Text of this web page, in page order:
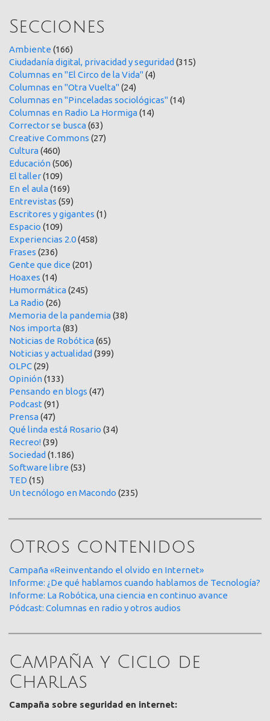
Secciones
Ambiente (166)
Ciudadanía digital, privacidad y seguridad (315)
Columnas en "El Circo de la Vida"(4)
Columnas en "Otra Vuelta"(24)
Columnas en "Pinceladas sociológicas"(14)
Columnas en Radio La Hormiga(14)
Corrector se busca(63)
Creative Commons (27)
Cultura(460)
Educación(506)
El taller(109)
En el aula(169)
Entrevistas (59)
Escritores y gigantes (1)
Espacio (109)
Experiencias 2.0(458)
Frases (236)
Gente que dice (201)
Hoaxes (14)
Humormática(245)
La Radio (26)
Memoria de la pandemia(38)
Nos importa(83)
Noticias de Robótica(65)
Noticias y actualidad (399)
OLPC(29)
Opinión(133)
Pensando en blogs (47)
Podcast (91)
Prensa(47)
Qué linda está Rosario (34)
Recreo!(39)
Sociedad (1.186)
Software libre (53)
TED (15)
Un tecnólogo en Macondo (235)
Otros contenidos
Campaña «Reinventando el olvido en Internet»
Informe: ¿De qué hablamos cuando hablamos de Tecnología?
Informe: La Robótica, una ciencia en continuo avance
Pódcast: Columnas en radio y otros audios
Campaña y Ciclo de
Charlas
Campaña sobre seguridad en internet: